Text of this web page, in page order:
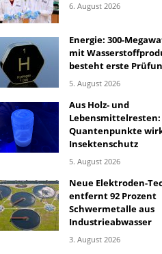
6. August 2026
Energie: 300-
mit
besteht erste
5. August 2026
Aus Holz- und
Quantenpunkte
Insektenschutz
5. August 2026
Neue Elektroden-
entfernt 92 Prozent
Schwermetalle aus
Industrieabwasser
3. August 2026